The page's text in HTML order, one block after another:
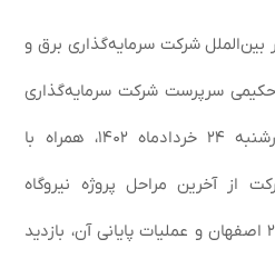
سرمایه‌گذاری برق و
شرکت سرمایه‌گذاری
برق و انرژی غدیر، روز چهارشنبه ۲۴ خردادماه ۱۴۰۲، همراه با
پروژه نیروگاه
۲ اصفهان و عملیات پایانی آن، بازدید